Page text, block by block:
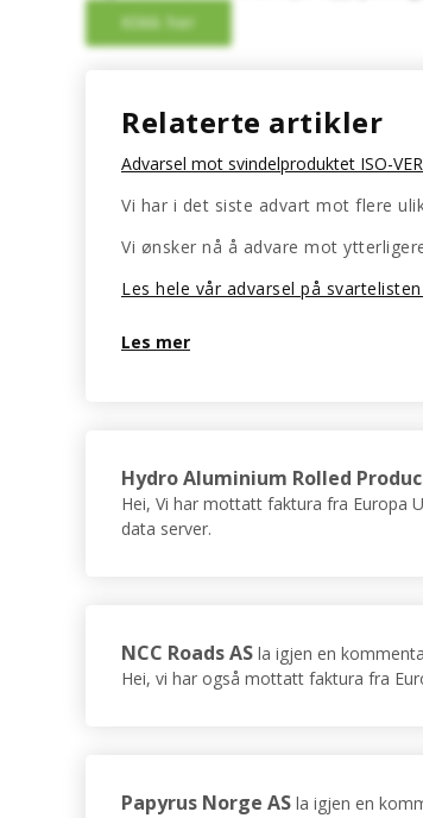
Relaterte artikler
Advarsel mot svindelproduktet ISO-
Vi har i det siste advart mot flere
Vi ønsker nå å advare mot
Les hele vår advarsel på
Les mer
Hydro Aluminium Rolled
Hei, Vi har mottatt faktura fra Europa
data server.
NCC Roads AS la igjen en
Hei, vi har også mottatt faktura fra
Papyrus Norge AS la igjen en